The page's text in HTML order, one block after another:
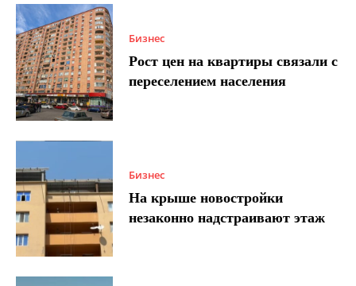
Бизнес
Рост цен на квартиры связали с
переселением населения
Бизнес
На крыше новостройки
незаконно надстраивают этаж